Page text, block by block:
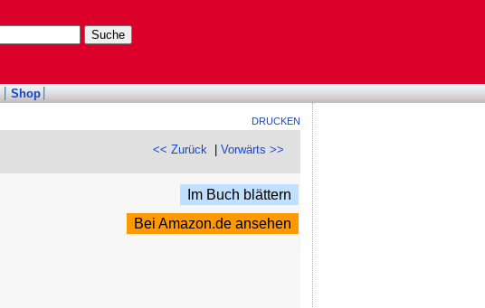
Shop
DRUCKEN
<< Zurück |Vorwärts >>
Im Buch blättern
Bei Amazon.de ansehen